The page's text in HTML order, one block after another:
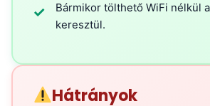
✓
Bármikor tölthető WiFi nélkül
keresztül.
Hátrányok